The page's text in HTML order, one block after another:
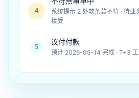
4
系统提示 2 处软条款不符 · 待业
接受
5
议付付款
预计 2026-05-14 完成 · T+3 工